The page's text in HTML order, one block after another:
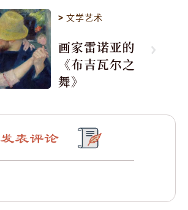
>文学艺术
画家雷诺亚的
《布吉瓦尔之
舞》
发表评论